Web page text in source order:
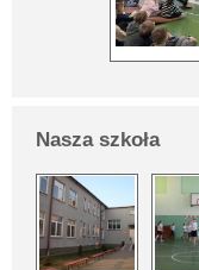
Nasza szkoła